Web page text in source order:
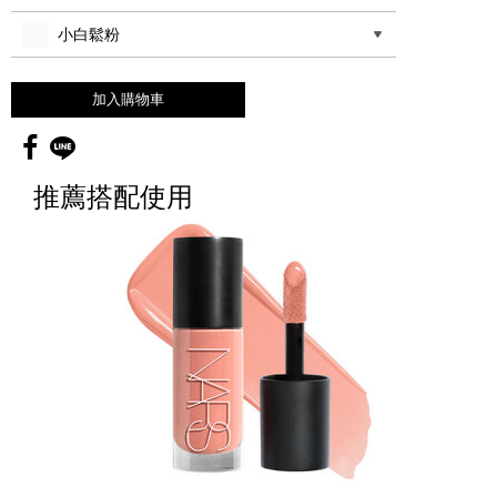
其他色系
小白鬆粉
加入購物車
Facebook
推薦搭配使用